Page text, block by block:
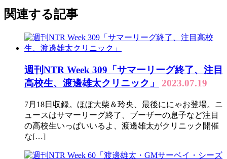
関連する記事
週刊NTR Week 309「サマーリーグ終了、注目
高校生、渡邊雄太クリニック」
2023.07.19
7月18日収録。ほぼ大柴＆玲央、最後ににゃお登場。ニ
ュースはサマーリーグ終了、ブーザーの息子など注目
の高校生いっぱいいるよ、渡邊雄太がクリニック開催
な[…]